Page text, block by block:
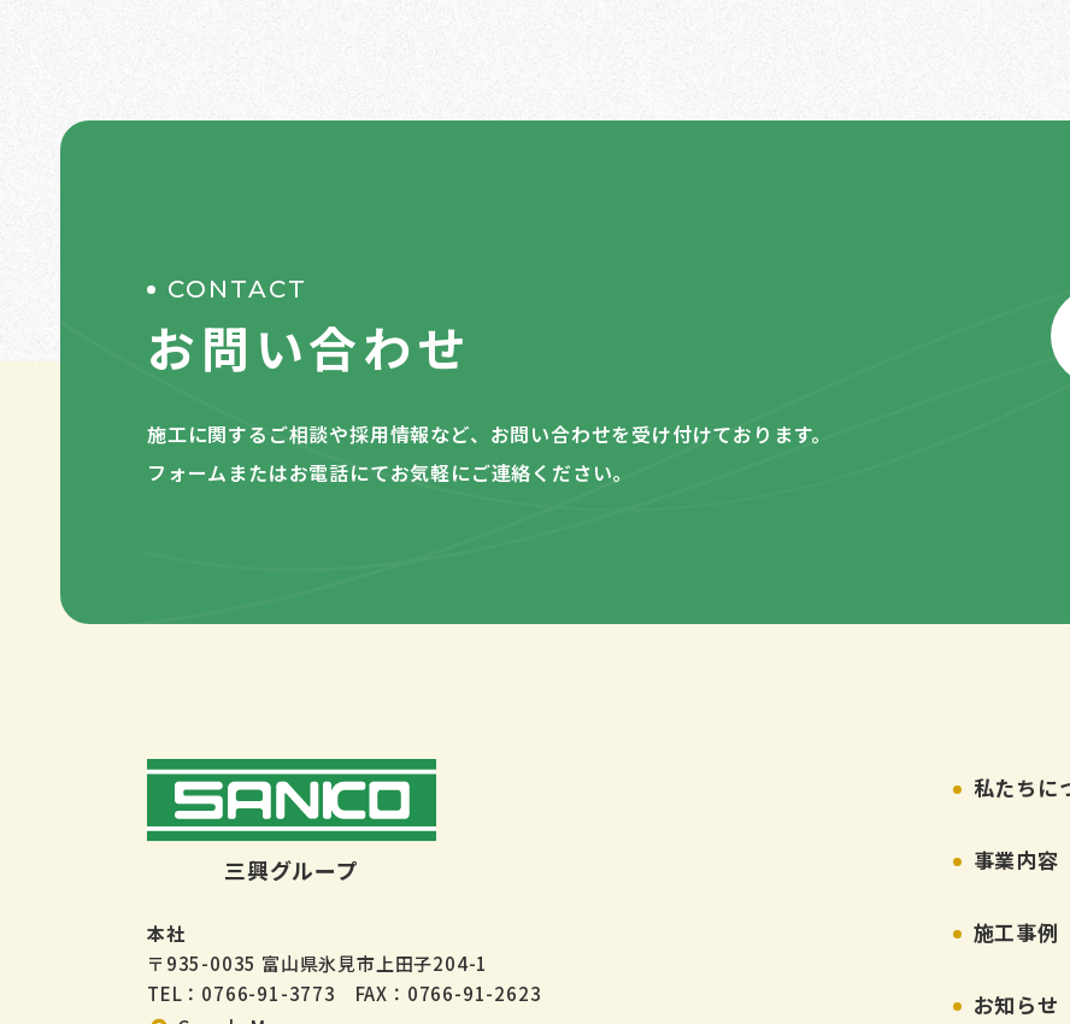
CONTACT
お問い合わせ
施工に関するご相談や採用情報など、お問い合わせを受け付けております。
フォームまたはお電話にてお気軽にご連絡ください。
三興グループ
本社
〒935-0035 富山県氷見市上田子204-1
TEL：0766-91-3773 FAX：0766-91-2623
私たちに
事業内容
施工事例
お知らせ